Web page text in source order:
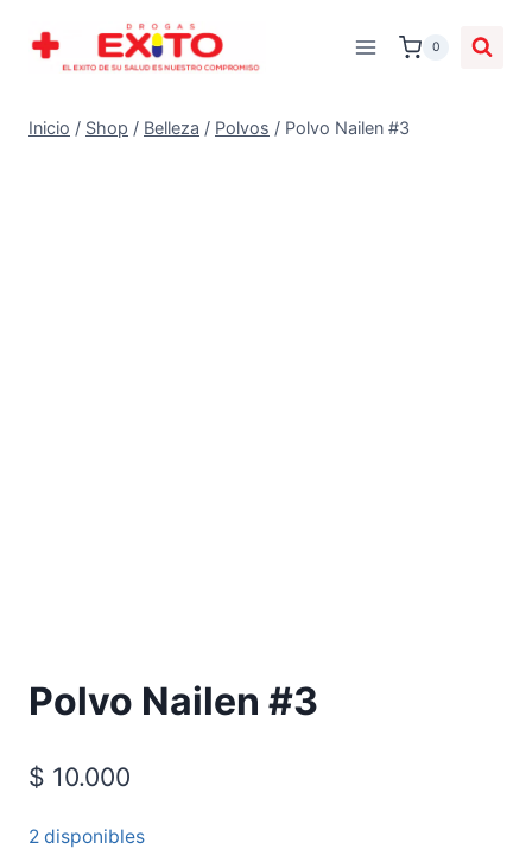
0
Inicio / Shop / Belleza / Polvos / Polvo Nailen #3
Polvo Nailen #3
$ 10.000
2 disponibles